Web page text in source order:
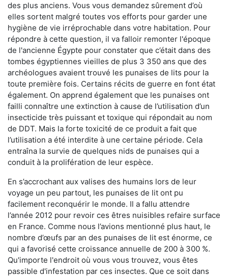
des plus anciens. Vous vous demandez sûrement d’où
elles sortent malgré toutes vos efforts pour garder une
hygiène de vie irréprochable dans votre habitation. Pour
répondre à cette question, il va falloir remonter l'époque
de l'ancienne Égypte pour constater que c’était dans des
tombes égyptiennes vieilles de plus 3 350 ans que des
archéologues avaient trouvé les punaises de lits pour la
toute première fois. Certains récits de guerre en font état
également. On apprend également que les punaises ont
failli connaître une extinction à cause de l’utilisation d’un
insecticide très puissant et toxique qui répondait au nom
de DDT. Mais la forte toxicité de ce produit a fait que
l’utilisation a été interdite à une certaine période. Cela
entraîna la survie de quelques nids de punaises qui a
conduit à la prolifération de leur espèce.
En s’accrochant aux valises des humains lors de leur
voyage un peu partout, les punaises de lit ont pu
facilement reconquérir le monde. Il a fallu attendre
l’année 2012 pour revoir ces êtres nuisibles refaire surface
en France. Comme nous l’avions mentionné plus haut, le
nombre d’œufs par an des punaises de lit est énorme, ce
qui a favorisé cette croissance annuelle de 200 à 300 %.
Qu'importe l'endroit où vous vous trouvez, vous êtes
passible d'infestation par ces insectes. Que ce soit dans